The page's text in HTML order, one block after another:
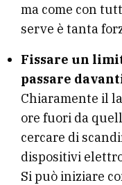
ma come con
serve è tanta
Fissare un
passare
Chiaramente il
ore fuori da
cercare di
dispositivi
Si può iniziare